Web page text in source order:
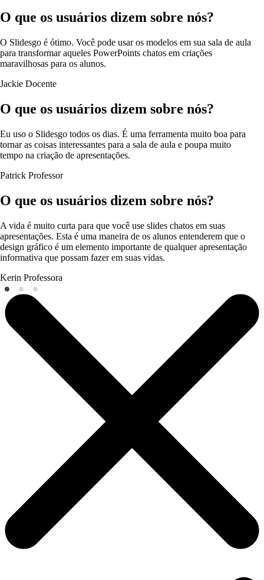
O que os usuários dizem sobre nós?
O Slidesgo é ótimo. Você pode usar os modelos em sua sala de aula
para transformar aqueles PowerPoints chatos em criações
maravilhosas para os alunos.
Jackie Docente
O que os usuários dizem sobre nós?
Eu uso o Slidesgo todos os dias. É uma ferramenta muito boa para
tornar as coisas interessantes para a sala de aula e poupa muito
tempo na criação de apresentações.
Patrick Professor
O que os usuários dizem sobre nós?
A vida é muito curta para que você use slides chatos em suas
apresentações. Esta é uma maneira de os alunos entenderem que o
design gráfico é um elemento importante de qualquer apresentação
informativa que possam fazer em suas vidas.
Kerin Professora